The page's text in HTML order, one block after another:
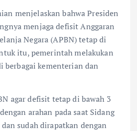
menjelaskan bahwa Presiden
menjaga defisit Anggaran
Negara (APBN) tetap di
itu, pemerintah melakukan
berbagai kementerian dan
agar defisit tetap di bawah 3
arahan pada saat Sidang
sudah dirapatkan dengan